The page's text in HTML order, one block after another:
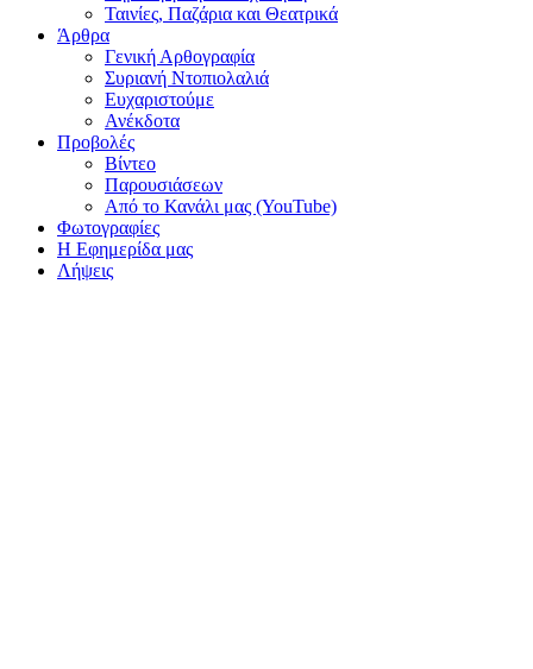
Ταινίες, Παζάρια και Θεατρικά
Άρθρα
Γενική Αρθογραφία
Συριανή Ντοπιολαλιά
Ευχαριστούμε
Ανέκδοτα
Προβολές
Βίντεο
Παρουσιάσεων
Από το Κανάλι μας (YouTube)
Φωτογραφίες
Η Εφημερίδα μας
Λήψεις